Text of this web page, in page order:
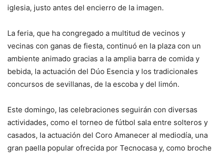
iglesia, justo antes del encierro de la imagen.
La feria, que ha congregado a multitud de vecinos y
vecinas con ganas de fiesta, continuó en la plaza con un
ambiente animado gracias a la amplia barra de comida y
bebida, la actuación del Dúo Esencia y los tradicionales
concursos de sevillanas, de la escoba y del limón.
Este domingo, las celebraciones seguirán con diversas
actividades, como el torneo de fútbol sala entre solteros y
casados, la actuación del Coro Amanecer al mediodía, una
gran paella popular ofrecida por Tecnocasa y, como broche